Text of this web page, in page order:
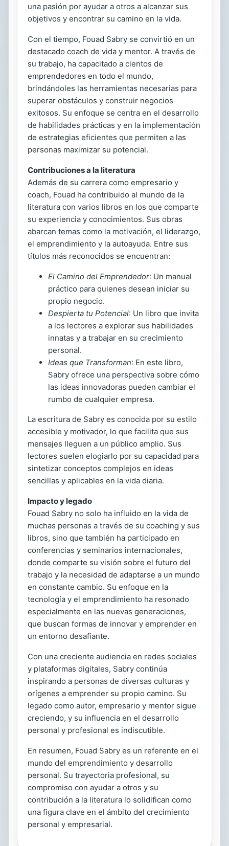
una pasión por ayudar a otros a alcanzar sus
objetivos y encontrar su camino en la vida.
Con el tiempo, Fouad Sabry se convirtió en un
destacado coach de vida y mentor. A través de
su trabajo, ha capacitado a cientos de
emprendedores en todo el mundo,
brindándoles las herramientas necesarias para
superar obstáculos y construir negocios
exitosos. Su enfoque se centra en el desarrollo
de habilidades prácticas y en la implementación
de estrategias eficientes que permiten a las
personas maximizar su potencial.
Contribuciones a la literatura
Además de su carrera como empresario y
coach, Fouad ha contribuido al mundo de la
literatura con varios libros en los que comparte
su experiencia y conocimientos. Sus obras
abarcan temas como la motivación, el liderazgo,
el emprendimiento y la autoayuda. Entre sus
títulos más reconocidos se encuentran:
El Camino del Emprendedor: Un manual
práctico para quienes desean iniciar su
propio negocio.
Despierta tu Potencial: Un libro que invita
a los lectores a explorar sus habilidades
innatas y a trabajar en su crecimiento
personal.
Ideas que Transforman: En este libro,
Sabry ofrece una perspectiva sobre cómo
las ideas innovadoras pueden cambiar el
rumbo de cualquier empresa.
La escritura de Sabry es conocida por su estilo
accesible y motivador, lo que facilita que sus
mensajes lleguen a un público amplio. Sus
lectores suelen elogiarlo por su capacidad para
sintetizar conceptos complejos en ideas
sencillas y aplicables en la vida diaria.
Impacto y legado
Fouad Sabry no solo ha influido en la vida de
muchas personas a través de su coaching y sus
libros, sino que también ha participado en
conferencias y seminarios internacionales,
donde comparte su visión sobre el futuro del
trabajo y la necesidad de adaptarse a un mundo
en constante cambio. Su enfoque en la
tecnología y el emprendimiento ha resonado
especialmente en las nuevas generaciones,
que buscan formas de innovar y emprender en
un entorno desafiante.
Con una creciente audiencia en redes sociales
y plataformas digitales, Sabry continúa
inspirando a personas de diversas culturas y
orígenes a emprender su propio camino. Su
legado como autor, empresario y mentor sigue
creciendo, y su influencia en el desarrollo
personal y profesional es indiscutible.
En resumen, Fouad Sabry es un referente en el
mundo del emprendimiento y desarrollo
personal. Su trayectoria profesional, su
compromiso con ayudar a otros y su
contribución a la literatura lo solidifican como
una figura clave en el ámbito del crecimiento
personal y empresarial.